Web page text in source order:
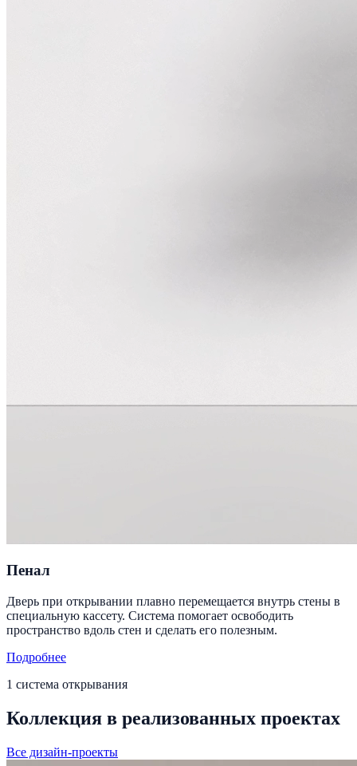
Пенал
Дверь при открывании плавно перемещается внутрь стены в
специальную кассету. Система помогает освободить
пространство вдоль стен и сделать его полезным.
Подробнее
1 система открывания
Коллекция в реализованных проектах
Все дизайн-проекты